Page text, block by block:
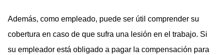
Además, como empleado, puede ser útil comprender su
cobertura en caso de que sufra una lesión en el trabajo. Si
su empleador está obligado a pagar la compensación para